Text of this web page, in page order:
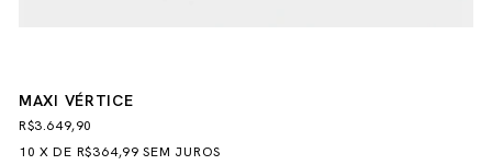
MAXI VÉRTICE
R$3.649,90
10 XDE R$364,99 SEM JUROS